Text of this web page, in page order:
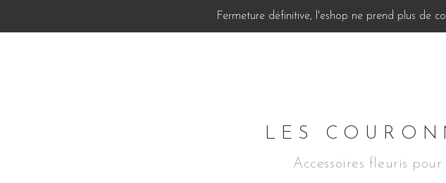
Fermeture définitive, l'eshop ne prend plus de
LES
Accessoires fleuris